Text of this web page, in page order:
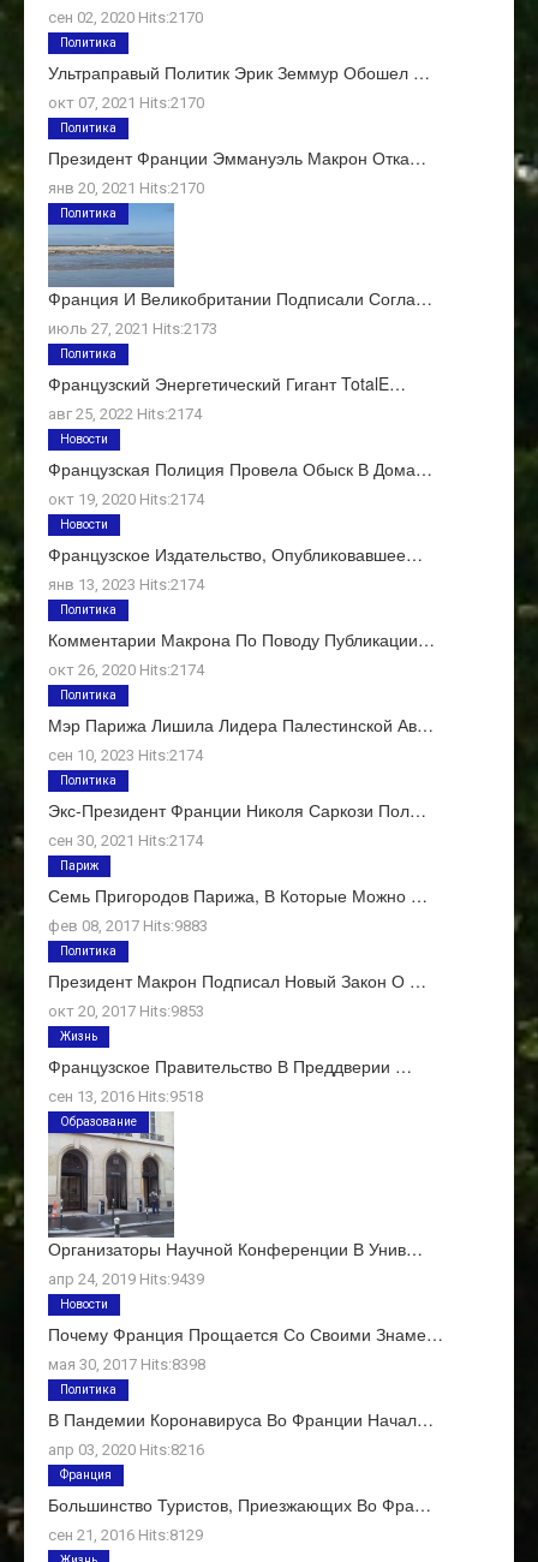
сен 02, 2020 Hits:2170
Ультраправый Политик Эрик Земмур Обошел …
окт 07, 2021 Hits:2170
Политика
Президент Франции Эммануэль Макрон Отка…
янв 20, 2021 Hits:2170
Политика
Франция И Великобритании Подписали Согла…
июль 27, 2021 Hits:2173
Политика
Французский Энергетический Гигант TotalE…
авг 25, 2022 Hits:2174
Политика
Французская Полиция Провела Обыск В Дома…
окт 19, 2020 Hits:2174
Новости
Французское Издательство, Опубликовавшее…
янв 13, 2023 Hits:2174
Новости
Комментарии Макрона По Поводу Публикации…
окт 26, 2020 Hits:2174
Политика
Мэр Парижа Лишила Лидера Палестинской Ав…
сен 10, 2023 Hits:2174
Политика
Экс-Президент Франции Николя Саркози Пол…
сен 30, 2021 Hits:2174
Политика
Семь Пригородов Парижа, В Которые Можно …
фев 08, 2017 Hits:9883
Париж
Президент Макрон Подписал Новый Закон О …
окт 20, 2017 Hits:9853
Политика
Французское Правительство В Преддверии …
сен 13, 2016 Hits:9518
Жизнь
Организаторы Научной Конференции В Унив…
апр 24, 2019 Hits:9439
Образование
Почему Франция Прощается Со Своими Знаме…
мая 30, 2017 Hits:8398
Новости
В Пандемии Коронавируса Во Франции Начал…
апр 03, 2020 Hits:8216
Политика
Большинство Туристов, Приезжающих Во Фра…
сен 21, 2016 Hits:8129
Франция